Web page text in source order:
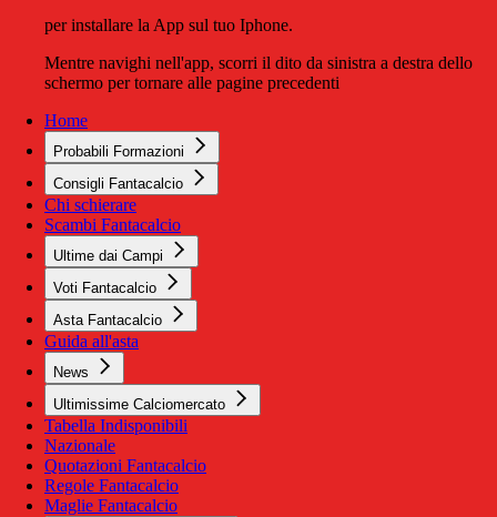
per installare la App sul tuo Iphone.
Mentre navighi nell'app, scorri il dito da sinistra a destra dello
schermo per tornare alle pagine precedenti
Home
Probabili Formazioni
Consigli Fantacalcio
Chi schierare
Scambi Fantacalcio
Ultime dai Campi
Voti Fantacalcio
Asta Fantacalcio
Guida all'asta
News
Ultimissime Calciomercato
Tabella Indisponibili
Nazionale
Quotazioni Fantacalcio
Regole Fantacalcio
Maglie Fantacalcio